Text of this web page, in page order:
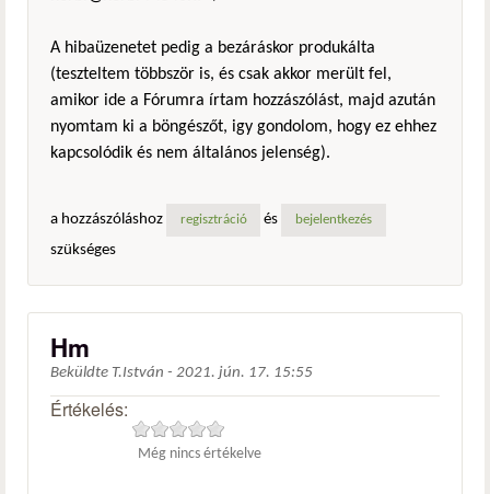
A hibaüzenetet pedig a bezáráskor produkálta
(teszteltem többször is, és csak akkor merült fel,
amikor ide a Fórumra írtam hozzászólást, majd azután
nyomtam ki a böngészőt, igy gondolom, hogy ez ehhez
kapcsolódik és nem általános jelenség).
a hozzászóláshoz regisztráció és bejelentkezés
szükséges
Hm
Beküldte T.István - 2021. jún. 17. 15:55
Értékelés:
Még nincs értékelve